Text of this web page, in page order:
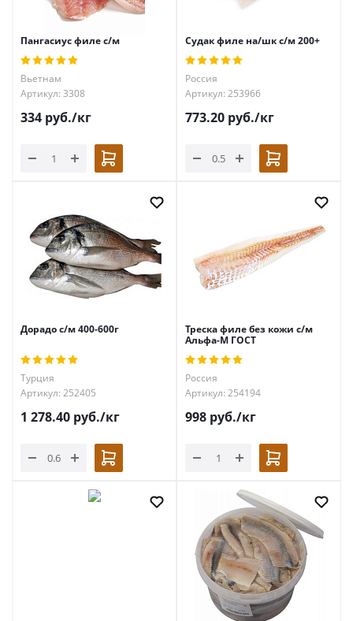
Пангасиус филе с/м
Вьетнам
Артикул: 3308
334 руб./кг
Судак филе на/шк с/м 200+
Россия
Артикул: 253966
773.20 руб./кг
Дорадо с/м 400-600г
Турция
Артикул: 252405
1 278.40 руб./кг
Треска филе без кожи с/м
Альфа-М ГОСТ
Россия
Артикул: 254194
998 руб./кг